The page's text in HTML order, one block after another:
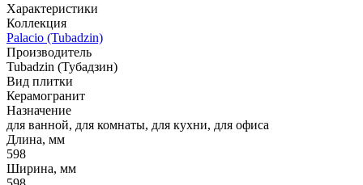
Характеристики
Коллекция
Palacio (Tubadzin)
Производитель
Tubadzin (Тубадзин)
Вид плитки
Керамогранит
Назначение
для ванной, для комнаты, для кухни, для офиса
Длина, мм
598
Ширина, мм